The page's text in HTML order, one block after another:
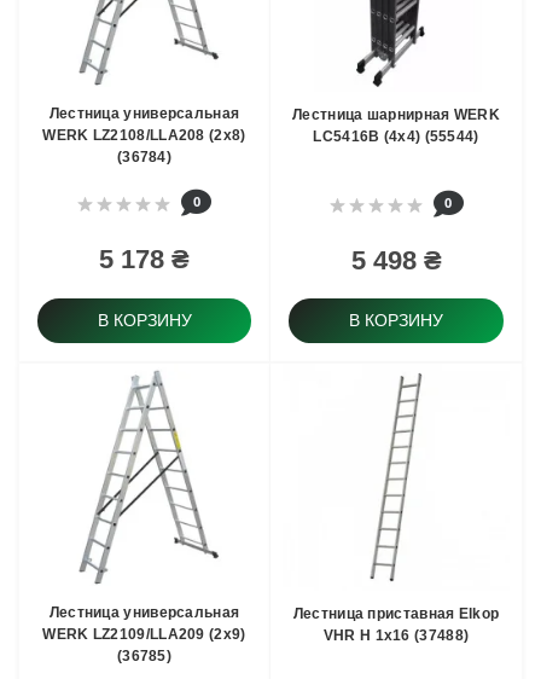
Лестница универсальная
WERK LZ2108/LLA208 (2х8)
(36784)
0
5 178 ₴
В КОРЗИНУ
Лестница шарнирная WERK
LC5416B (4x4) (55544)
0
5 498 ₴
В КОРЗИНУ
Лестница универсальная
WERK LZ2109/LLA209 (2х9)
(36785)
Лестница приставная Elkop
VHR H 1x16 (37488)